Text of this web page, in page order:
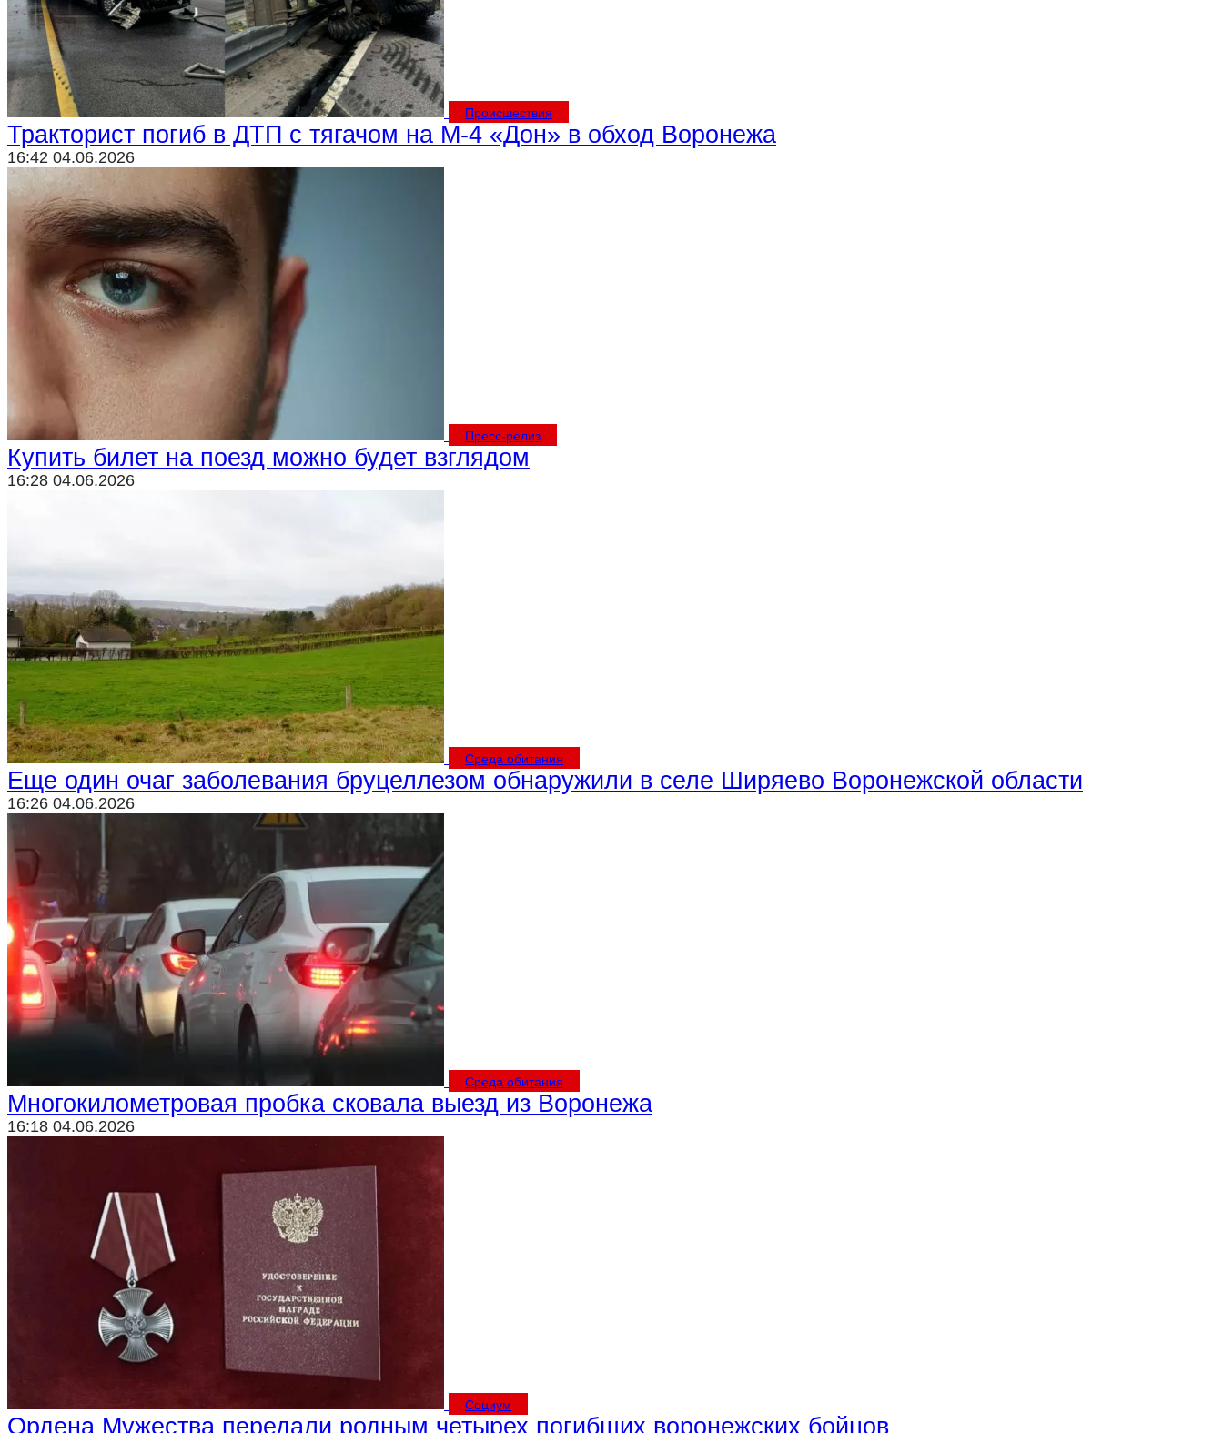
Криминал
Спорт
Черноземье
Россия
Происшествия
Тракторист погиб в ДТП с тягачом на М-4 «Дон» в обход Воронежа
16:42 04.06.2026
Пресс-релиз
Купить билет на поезд можно будет взглядом
16:28 04.06.2026
Среда обитания
Еще один очаг заболевания бруцеллезом обнаружили в селе Ширяево Воронежской области
16:26 04.06.2026
Среда обитания
Многокилометровая пробка сковала выезд из Воронежа
16:18 04.06.2026
Социум
Ордена Мужества передали родным четырех погибших воронежских бойцов